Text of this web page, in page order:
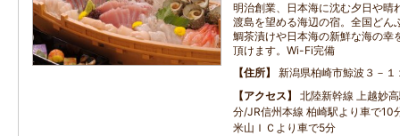
明治創業、日本海に沈む夕日や晴
渡島を望める海辺の宿。全国どん
鯛茶漬けや日本海の新鮮な海の幸
頂けます。Wi-Fi完備
住所
新潟県柏崎市鯨波３－１
アクセス
北陸新幹線 上越妙
分/JR信州本線 柏崎駅より車で
米山ＩＣより車で5分